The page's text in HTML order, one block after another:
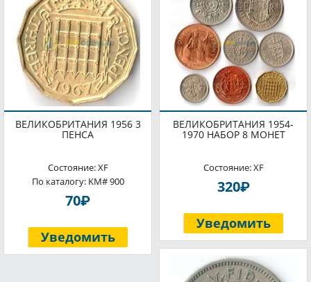
ВЕЛИКОБРИТАНИЯ 1956 3
ПЕНСА
Состояние: XF
По каталогу: KM# 900
70P
Уведомить
ВЕЛИКОБРИТАНИЯ 1954-
1970 НАБОР 8 МОНЕТ
Состояние: XF
320P
Уведомить